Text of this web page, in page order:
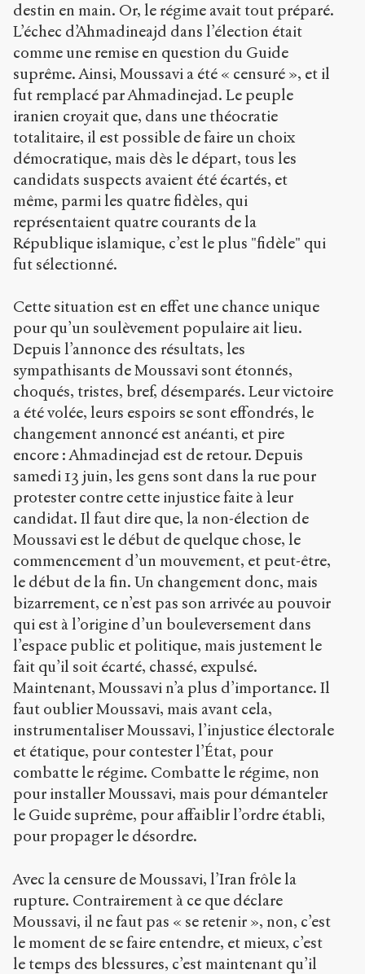
destin en main. Or, le régime avait tout préparé.
L’échec d’Ahmadineajd dans l’élection était
comme une remise en question du Guide
suprême. Ainsi, Moussavi a été « censuré », et il
fut remplacé par Ahmadinejad. Le peuple
iranien croyait que, dans une théocratie
totalitaire, il est possible de faire un choix
démocratique, mais dès le départ, tous les
candidats suspects avaient été écartés, et
même, parmi les quatre fidèles, qui
représentaient quatre courants de la
République islamique, c’est le plus "fidèle" qui
fut sélectionné.
Cette situation est en effet une chance unique
pour qu’un soulèvement populaire ait lieu.
Depuis l’annonce des résultats, les
sympathisants de Moussavi sont étonnés,
choqués, tristes, bref, désemparés. Leur victoire
a été volée, leurs espoirs se sont effondrés, le
changement annoncé est anéanti, et pire
encore : Ahmadinejad est de retour. Depuis
samedi 13 juin, les gens sont dans la rue pour
protester contre cette injustice faite à leur
candidat. Il faut dire que, la non-élection de
Moussavi est le début de quelque chose, le
commencement d’un mouvement, et peut-être,
le début de la fin. Un changement donc, mais
bizarrement, ce n’est pas son arrivée au pouvoir
qui est à l’origine d’un bouleversement dans
l’espace public et politique, mais justement le
fait qu’il soit écarté, chassé, expulsé.
Maintenant, Moussavi n’a plus d’importance. Il
faut oublier Moussavi, mais avant cela,
instrumentaliser Moussavi, l’injustice électorale
et étatique, pour contester l’État, pour
combatte le régime. Combatte le régime, non
pour installer Moussavi, mais pour démanteler
le Guide suprême, pour affaiblir l’ordre établi,
pour propager le désordre.
Avec la censure de Moussavi, l’Iran frôle la
rupture. Contrairement à ce que déclare
Moussavi, il ne faut pas « se retenir », non, c’est
le moment de se faire entendre, et mieux, c’est
le temps des blessures, c’est maintenant qu’il